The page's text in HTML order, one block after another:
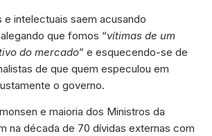
e intelectuais saem acusando
que fomos “vítimas de um
do mercado” e esquecendo-se de
de que quem especulou em
o governo.
e maioria dos Ministros da
na década de 70 dívidas externas com